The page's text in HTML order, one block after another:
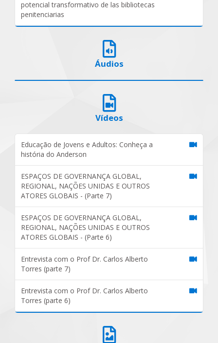
potencial transformativo de las bibliotecas
penitenciarias
Áudios
Vídeos
Educação de Jovens e Adultos: Conheça a
história do Anderson
ESPAÇOS DE GOVERNANÇA GLOBAL,
REGIONAL, NAÇÕES UNIDAS E OUTROS
ATORES GLOBAIS - (Parte 7)
ESPAÇOS DE GOVERNANÇA GLOBAL,
REGIONAL, NAÇÕES UNIDAS E OUTROS
ATORES GLOBAIS - (Parte 6)
Entrevista com o Prof Dr. Carlos Alberto
Torres (parte 7)
Entrevista com o Prof Dr. Carlos Alberto
Torres (parte 6)